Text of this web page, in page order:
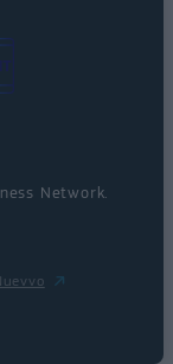
Network